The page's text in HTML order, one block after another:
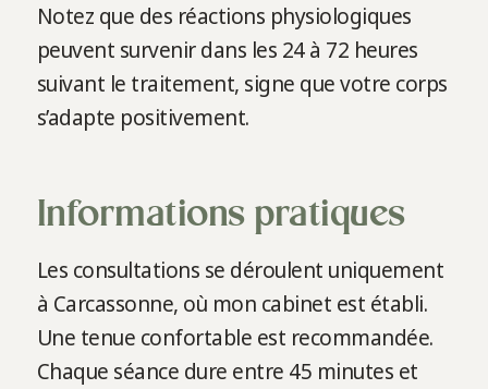
Notez que des réactions physiologiques
peuvent survenir dans les 24 à 72 heures
suivant le traitement, signe que votre corps
s’adapte positivement.
Informations pratiques
Les consultations se déroulent uniquement
à Carcassonne, où mon cabinet est établi.
Une tenue confortable est recommandée.
Chaque séance dure entre 45 minutes et